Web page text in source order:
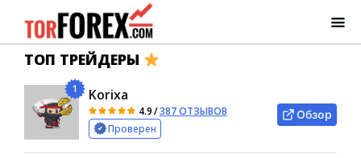
ТОП ТРЕЙДЕРЫ
1 Korixa
4.9/387 ОТЗЫВОВ
Проверен
Обзор